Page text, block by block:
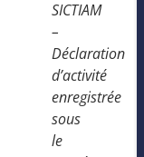
SICTIAM
–
Déclaration
d’activité
enregistrée
sous
le